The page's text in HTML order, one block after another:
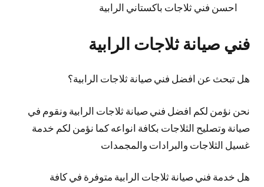
احسن فني ثلاجات باكستاني الرابية
فني صيانة ثلاجات الرابية
هل تبحث عن افضل فني صيانة ثلاجات الرابية؟
نحن نؤمن لكم افضل فني صيانة ثلاجات الرابية ونقوم في
صيانة وتصليح الثلاجات بكافة انواعه كما نؤمن لكم خدمة
غسيل الثلاجات والبرادات والمجمدات
هل خدمة فني صيانة ثلاجات الرابية متوفرة في كافة